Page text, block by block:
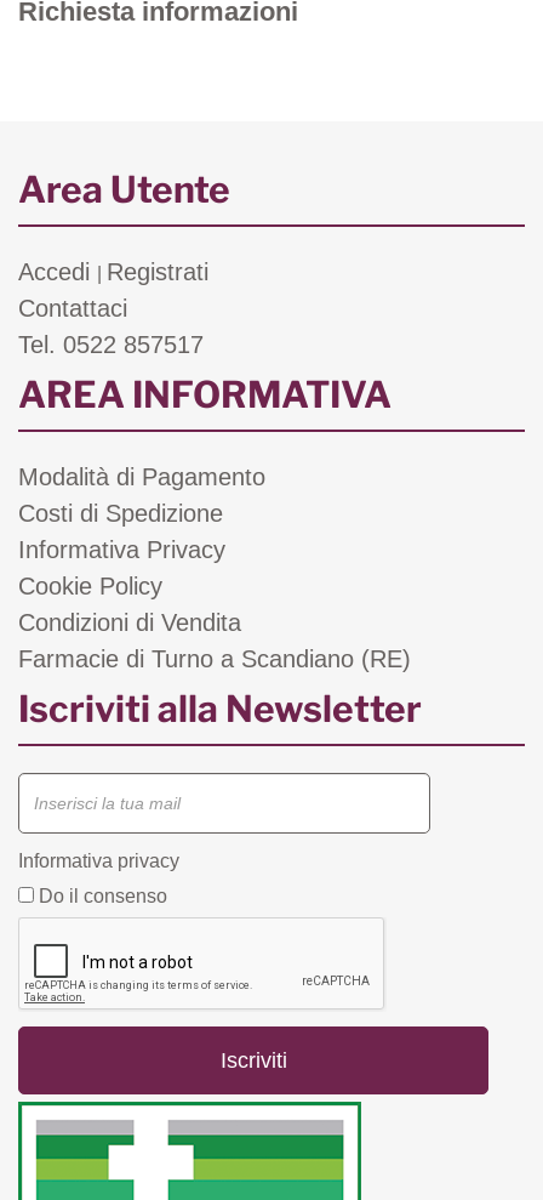
Richiesta informazioni
Area Utente
Accedi
Registrati
Contattaci
Tel. 0522 857517
AREA INFORMATIVA
Modalità di Pagamento
Costi di Spedizione
Informativa Privacy
Cookie Policy
Condizioni di Vendita
Farmacie di Turno a Scandiano (RE)
Iscriviti alla Newsletter
Informativa privacy
Do il consenso